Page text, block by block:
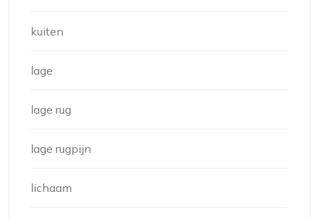
kuiten
lage
lage rug
lage rugpijn
lichaam